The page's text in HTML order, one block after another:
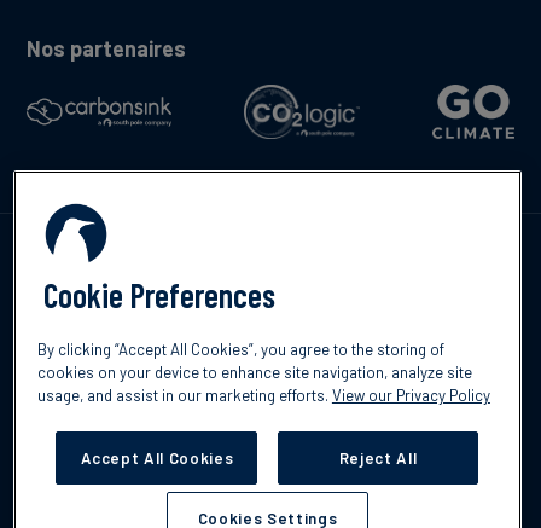
English
Nos partenaires
responsabilité
Cookie Preferences
By clicking “Accept All Cookies”, you agree to the storing of
cookies on your device to enhance site navigation, analyze site
usage, and assist in our marketing efforts. View our Privacy Policy
Accept All Cookies Reject All
Cookies Settings